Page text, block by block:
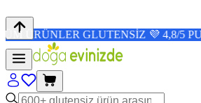
GLUTENSİZ 💜 4,8/5 PUAN 🛒